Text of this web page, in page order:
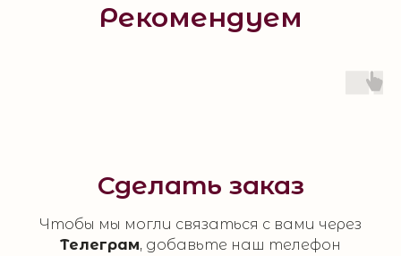
Рекомендуем
Сделать заказ
Чтобы мы могли связаться с вами через
Телеграм, добавьте наш телефон